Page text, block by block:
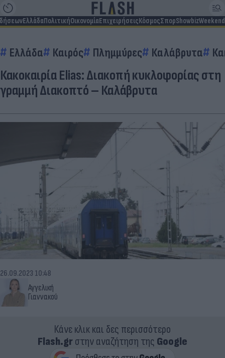
ΕλλάδαΠολιτικήΟικονομίαΕπιχειρήσειςΚόσμοςΣπορShowbizWeekend
Ελλάδα Καιρός Πλημμύρες Καλάβρυτα
Κακοκαιρία Elias: Διακοπή κυκλοφορίας στη
γραμμή Διακοπτό – Καλάβρυτα
Αγγελική
Γιαννακού
26.09.2023 10:48
Κάνε κλικ και δες περισσότερο
Flash.grστην αναζήτηση της Google